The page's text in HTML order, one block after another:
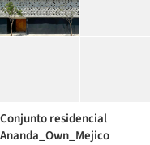
Conjunto residencial
Ananda_Own_Mejico